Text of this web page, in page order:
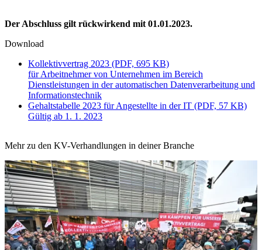
Der Abschluss gilt rückwirkend mit 01.01.2023.
Download
Kollektivvertrag 2023 (PDF, 695 KB)
für Arbeitnehmer von Unternehmen im Bereich
Dienstleistungen in der automatischen Datenverarbeitung und
Informationstechnik
Gehaltstabelle 2023 für Angestellte in der IT (PDF, 57 KB)
Gültig ab 1. 1. 2023
Mehr zu den KV-Verhandlungen in deiner Branche